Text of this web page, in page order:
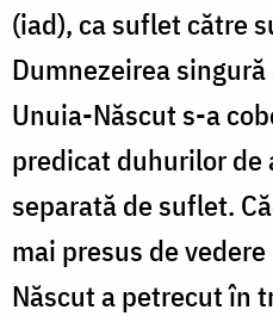
(iad), ca suflet către
Dumnezeirea
Unuia-Născut s-a
predicat duhurilor de
separată de suflet.
mai presus de
Născut a petrecut în